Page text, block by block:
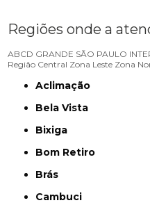
Regiões onde a
ABCD GRANDE SÃO PAULO
Região Central Zona Leste Zona
Aclimação
Bela Vista
Bixiga
Bom Retiro
Brás
Cambuci